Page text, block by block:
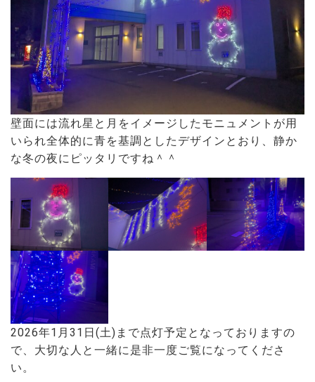
壁面には流れ星と月をイメージしたモニュメントが用
いられ全体的に青を基調としたデザインとおり、静か
な冬の夜にピッタリですね＾＾
2026年1月31日(土)まで点灯予定となっておりますの
で、大切な人と一緒に是非一度ご覧になってくださ
い。